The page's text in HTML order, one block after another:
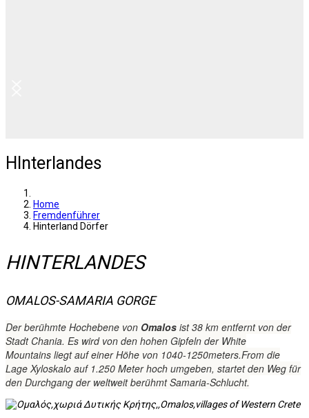
HInterlandes
Home
Fremdenführer
Hinterland Dörfer
HINTERLANDES
OMALOS-SAMARIA GORGE
Der berühmte Hochebene von Omalos ist 38 km entfernt von der
Stadt Chania. Es wird von den hohen Gipfeln der White
Mountains liegt auf einer Höhe von 1040-1250meters.From die
Lage Xyloskalo auf 1.250 Meter hoch umgeben, startet den Weg für
den Durchgang der weltweit berühmt Samaria-Schlucht.